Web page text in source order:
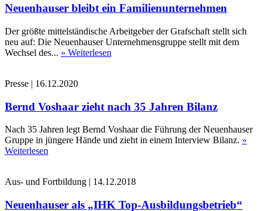
Neuenhauser bleibt ein Familienunternehmen
Der größte mittelständische Arbeitgeber der Grafschaft stellt sich
neu auf: Die Neuenhauser Unternehmensgruppe stellt mit dem
Wechsel des... » Weiterlesen
Presse | 16.12.2020
Bernd Voshaar zieht nach 35 Jahren Bilanz
Nach 35 Jahren legt Bernd Voshaar die Führung der Neuenhauser
Gruppe in jüngere Hände und zieht in einem Interview Bilanz. »
Weiterlesen
Aus- und Fortbildung | 14.12.2018
Neuenhauser als „IHK Top-Ausbildungsbetrieb“